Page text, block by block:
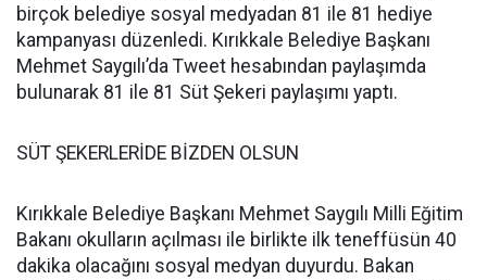
birçok belediye sosyal medyadan 81 ile 81 hediye
kampanyası düzenledi. Kırıkkale Belediye Başkanı
Mehmet Saygılı’da Tweet hesabından paylaşımda
bulunarak 81 ile 81 Süt Şekeri paylaşımı yaptı.
SÜT ŞEKERLERİDE BİZDEN OLSUN
Kırıkkale Belediye Başkanı Mehmet Saygılı Milli Eğitim
Bakanı okulların açılması ile birlikte ilk teneffüsün 40
dakika olacağını sosyal medyan duyurdu. Bakan